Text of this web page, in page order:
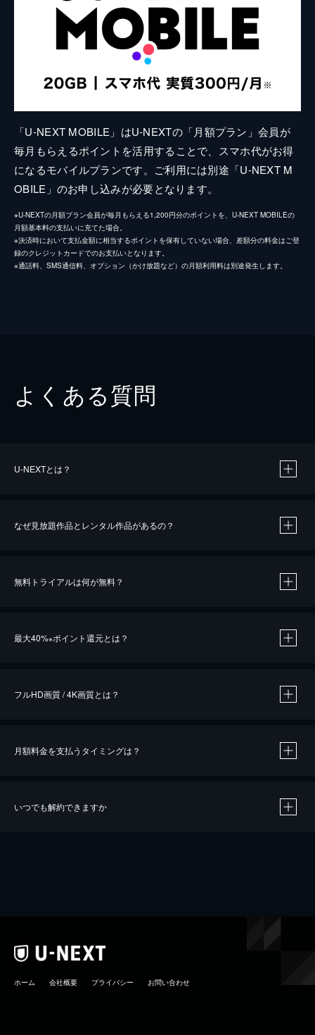
「U-NEXT MOBILE」はU-NEXTの「月額プラン」会員が
毎月もらえるポイントを活用することで、スマホ代がお得
になるモバイルプランです。ご利用には別途「U-NEXT M
OBILE」のお申し込みが必要となります。
※U-NEXTの月額プラン会員が毎月もらえる1,200円分のポイントを、U-NEXT MOBILEの
月額基本料の支払いに充てた場合。
※決済時において支払金額に相当するポイントを保有していない場合、差額分の料金はご登
録のクレジットカードでのお支払いとなります。
※通話料、SMS通信料、オプション（かけ放題など）の月額利用料は別途発生します。
よくある質問
U-NEXTとは？
なぜ見放題作品とレンタル作品があるの？
無料トライアルは何が無料？
最大40%※ポイント還元とは？
※40％ポイント還元の対象は、クレジットカード決済による作品の購入 / レンタルです。
iOSアプリのUコイン決済による作品の購入 / レンタルは、20％のポイント還元です。
フルHD画質 / 4K画質とは？
月額料金を支払うタイミングは？
いつでも解約できますか
ホーム 会社概要 プライバシー お問い合わせ